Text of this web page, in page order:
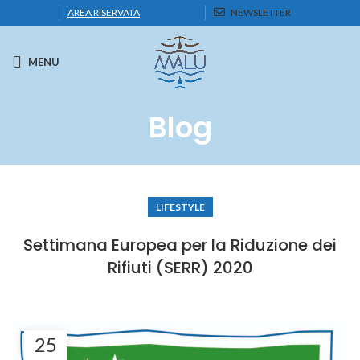
AREA RISERVATA NEWSLETTER
MENU
Blog
LIFESTYLE
Settimana Europea per la Riduzione dei
Rifiuti (SERR) 2020
25